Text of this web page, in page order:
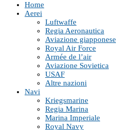
Home
Aerei
Luftwaffe
Regia Aeronautica
Aviazione giapponese
Royal Air Force
Armée de l’air
Aviazione Sovietica
USAF
Altre nazioni
Navi
Kriegsmarine
Regia Marina
Marina Imperiale
Royal Navy